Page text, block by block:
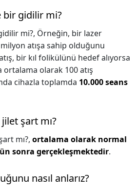
bir gidilir mi?
mi?, Örneğin, bir lazer
milyon atışa sahip olduğunu
bir kıl folikülünü hedef alıyorsa
ortalama olarak 100 atış
cihazla toplamda 10.000 seans
şart mı?
mı?, ortalama olarak normal
sonra gerçekleşmektedir.
nasıl anlarız?